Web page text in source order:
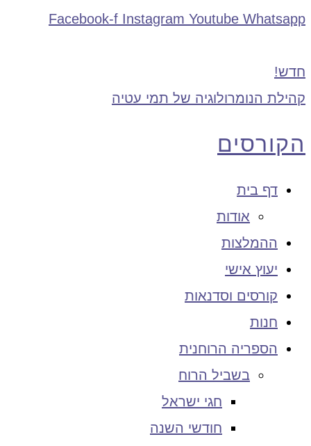
Facebook-f Instagram Youtube Whatsapp
חדש!
קהילת הנומרולוגיה של תמי עטיה
הקורסים
דף בית
אודות
ההמלצות
יעוץ אישי
קורסים וסדנאות
חנות
הספריה הרוחנית
בשביל הרוח
חגי ישראל
חודשי השנה